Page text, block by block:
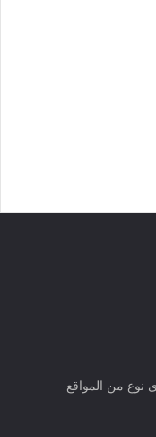
نوع من المواقع